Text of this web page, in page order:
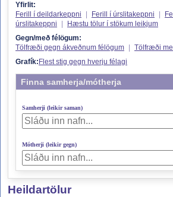
Yfirlit:
Ferill í deildarkeppni
Ferill í úrslitakeppni
úrslitakeppni
Hæstu tölur í stökum leikjum
Gegn/með félögum:
Tölfræði gegn ákveðnum félögum
Tölfræði
Grafík: Flest stig gegn hverju félagi
Finna samherja/mótherja
Samherji (leikir saman)
Mótherji (leikir gegn)
Heildartölur